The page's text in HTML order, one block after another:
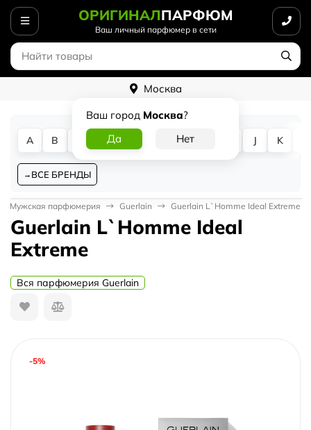
ОРИГИНАЛПАРФЮМ
Ваш личный парфюмер в сети
Москва
Ваш город Москва?
A B D G J K
ВСЕ БРЕНДЫ
Мужская парфюмерия Guerlain Guerlain L`Homme Ideal Extreme
Guerlain L`Homme Ideal
Extreme
Вся парфюмерия Guerlain
-5%